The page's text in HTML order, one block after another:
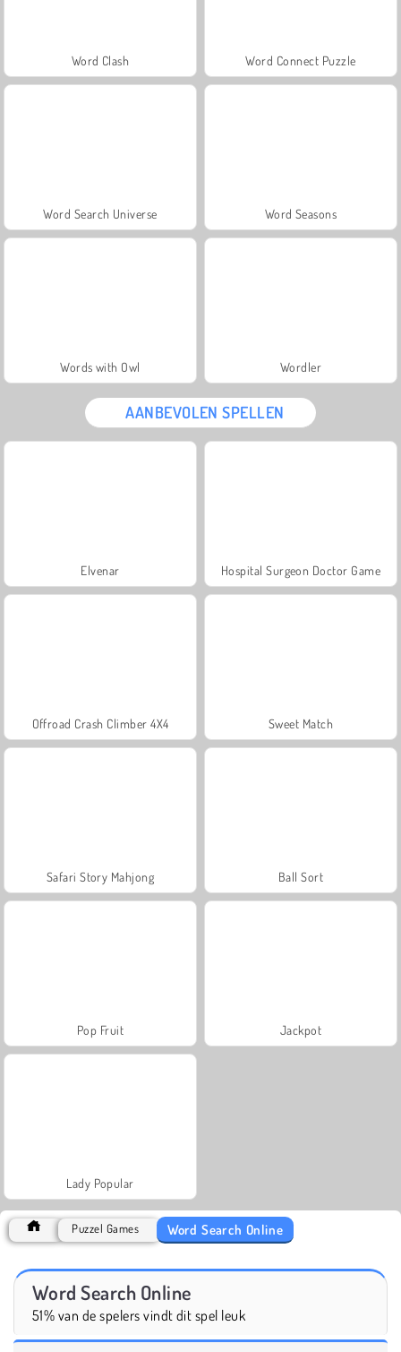
Word Clash Word Connect Puzzle
Word Search Universe Word Seasons
Words with Owl Wordler
AANBEVOLEN SPELLEN
Elvenar Hospital Surgeon Doctor Game
Offroad Crash Climber 4X4 Sweet Match
Safari Story Mahjong Ball Sort
Pop Fruit Jackpot
Lady Popular
Puzzel Games Word Search Online
Word Search Online
51% van de spelers vindt dit spel leuk